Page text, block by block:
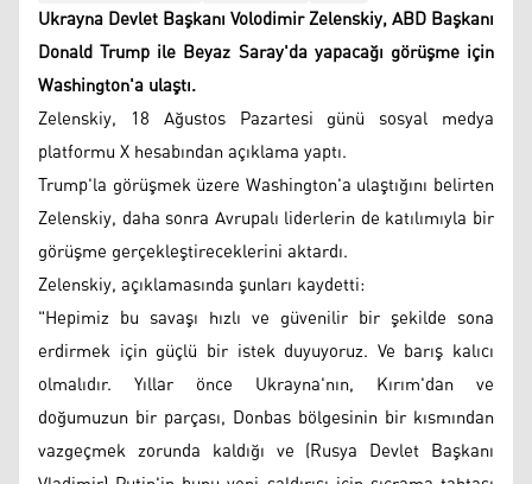
Ukrayna Devlet Başkanı Volodimir Zelenskiy, ABD Başkanı
Donald Trump ile Beyaz Saray'da yapacağı görüşme için
Washington'a ulaştı.
Zelenskiy, 18 Ağustos Pazartesi günü sosyal medya
platformu X hesabından açıklama yaptı.
Trump'la görüşmek üzere Washington'a ulaştığını belirten
Zelenskiy, daha sonra Avrupalı liderlerin de katılımıyla bir
görüşme gerçekleştireceklerini aktardı.
Zelenskiy, açıklamasında şunları kaydetti:
"Hepimiz bu savaşı hızlı ve güvenilir bir şekilde sona
erdirmek için güçlü bir istek duyuyoruz. Ve barış kalıcı
olmalıdır. Yıllar önce Ukrayna'nın, Kırım'dan ve
doğumuzun bir parçası, Donbas bölgesinin bir kısmından
vazgeçmek zorunda kaldığı ve (Rusya Devlet Başkanı